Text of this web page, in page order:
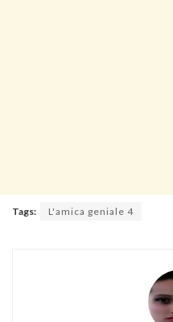
Tags: L'amica geniale 4